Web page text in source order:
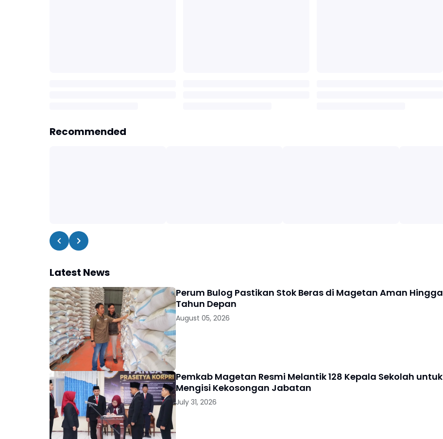
Recommended
Latest News
Perum Bulog Pastikan Stok Beras di Magetan Aman Hingga
Tahun Depan
August 05, 2026
Pemkab Magetan Resmi Melantik 128 Kepala Sekolah untuk
Mengisi Kekosongan Jabatan
July 31, 2026